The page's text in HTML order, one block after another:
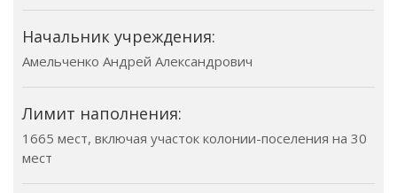
Начальник учреждения:
Амельченко Андрей Александрович
Лимит наполнения:
1665 мест, включая участок колонии-поселения на 30
мест